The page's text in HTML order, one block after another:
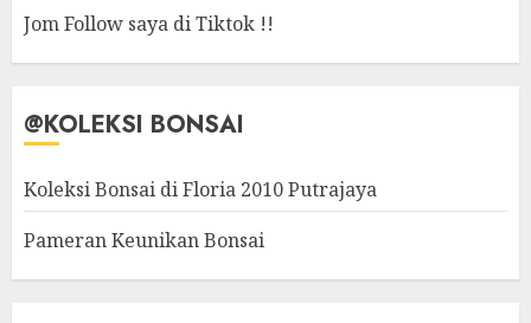
Jom Follow saya di Tiktok !!
@KOLEKSI BONSAI
Koleksi Bonsai di Floria 2010 Putrajaya
Pameran Keunikan Bonsai